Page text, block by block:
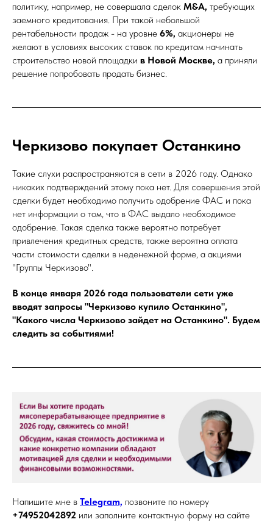
политику, например, не совершала сделок M&A, требующих
заемного кредитования. При такой небольшой
рентабельности продаж - на уровне 6%, акционеры не
желают в условиях высоких ставок по кредитам начинать
строительство новой площадки в Новой Москве, а приняли
решение попробовать продать бизнес.
Черкизово покупает Останкино
Такие слухи распространяются в сети в 2026 году. Однако
никаких подтверждений этому пока нет. Для совершения этой
сделки будет необходимо получить одобрение ФАС и пока
нет информации о том, что в ФАС выдало необходимое
одобрение. Такая сделка также вероятно потребует
привлечения кредитных средств, также вероятна оплата
части стоимости сделки в неденежной форме, а акциями
"Группы Черкизово".
В конце января 2026 года пользователи сети уже
вводят запросы "Черкизово купило Останкино",
"Какого числа Черкизово зайдет на Останкино". Будем
следить за событиями!
Напишите мне в Telegram, позвоните по номеру
+74952042892 или заполните контактную форму на сайте